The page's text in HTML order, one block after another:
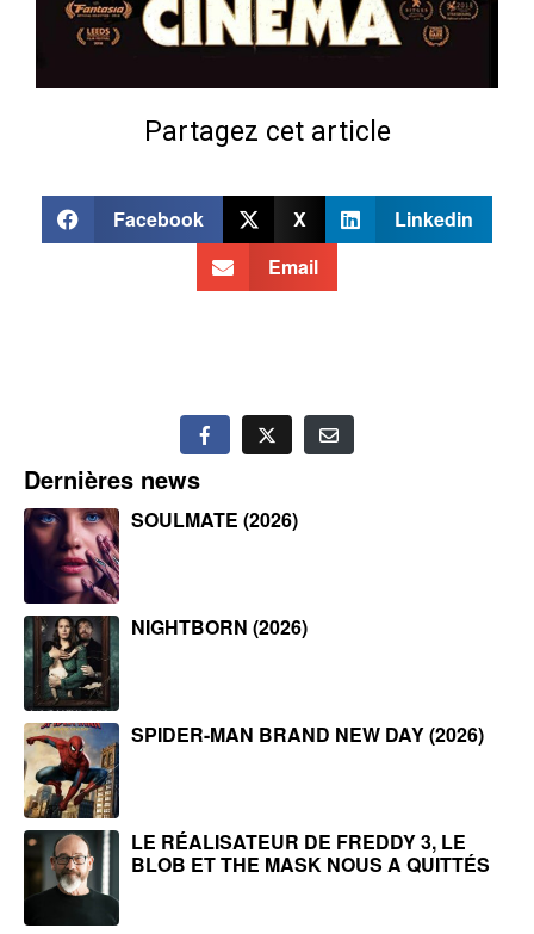
Partagez cet article
Facebook X
Linkedin
Email
Dernières news
SOULMATE (2026)
NIGHTBORN (2026)
SPIDER-MAN BRAND NEW DAY (2026)
LE RÉALISATEUR DE FREDDY 3, LE
BLOB ET THE MASK NOUS A QUITTÉS